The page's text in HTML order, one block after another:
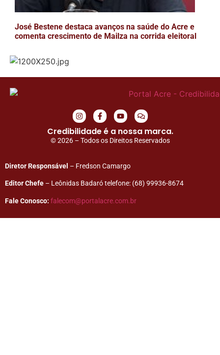
José Bestene destaca avanços na saúde do Acre e
comenta crescimento de Mailza na corrida eleitoral
Credibilidade é a nossa marca.
© 2026 – Todos os Direitos Reservados
Diretor Responsável – Fredson Camargo
Editor Chefe – Leônidas Badaró telefone: (68) 99936-8674
Fale Conosco: falecom@portalacre.com.br